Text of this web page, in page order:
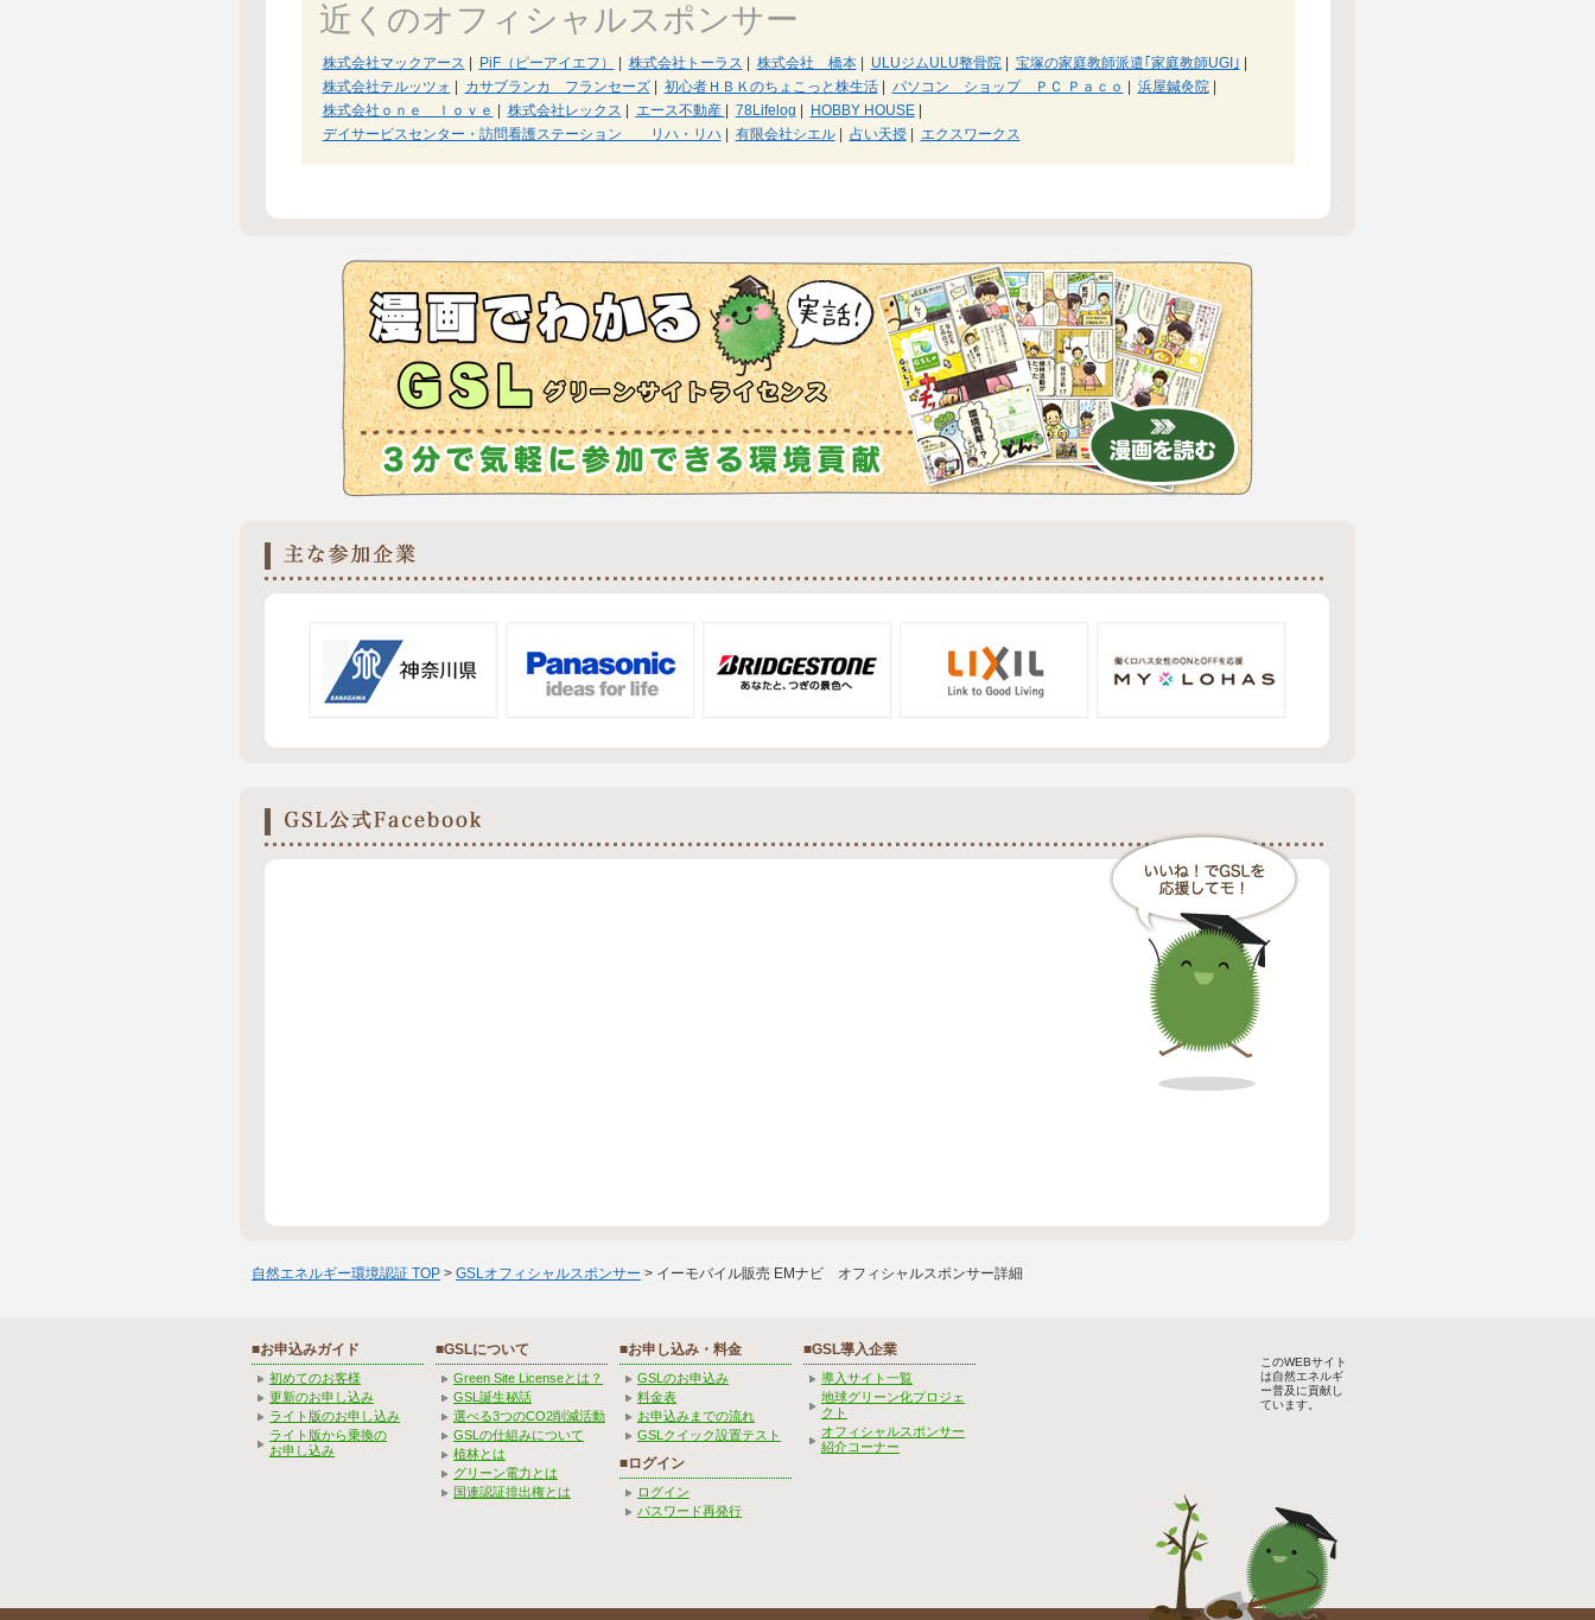
近くのオフィシャルスポンサー
株式会社マックアース PiF（ピーアイエフ） 株式会社トーラス 株式会社 橋本| ULUジムULU整骨院| 宝塚の家庭教師派遣｢家庭教師UGI｣
株式会社テルッツォ
カサブランカ フランセーズ| 初心者ＨＢＫのちょこっと株生活| パソコン ショップ ＰＣ Ｐａｃｏ 浜屋鍼灸院|
株式会社ｏｎｅ ｌｏｖｅ
株式会社レックス エース不動産 78Lifelog HOBBY HOUSE|
デイサービスセンター・訪問看護ステーション リハ・リハ| 有限会社シエル| 占い天授| エクスワークス
自然エネルギー環境認証 TOP > GSLオフィシャルスポンサー > イーモバイル販売 EMナビ オフィシャルスポンサー詳細
■お申込みガイド
初めてのお客様
更新のお申し込み
ライト版のお申し込み
ライト版から乗換の
お申し込み
■GSLについて
Green Site Licenseとは？
GSL誕生秘話
選べる3つのCO2削減活動
GSLの仕組みについて
植林とは
グリーン電力とは
国連認証排出権とは
■お申し込み・料金
GSLのお申込み
料金表
お申込みまでの流れ
GSLクイック設置テスト
■ログイン
ログイン
パスワード再発行
■GSL導入企業
導入サイト一覧
地球グリーン化プロジェ
クト
オフィシャルスポンサー
紹介コーナー
このWEBサイト
は自然エネルギ
ー普及に貢献し
ています。